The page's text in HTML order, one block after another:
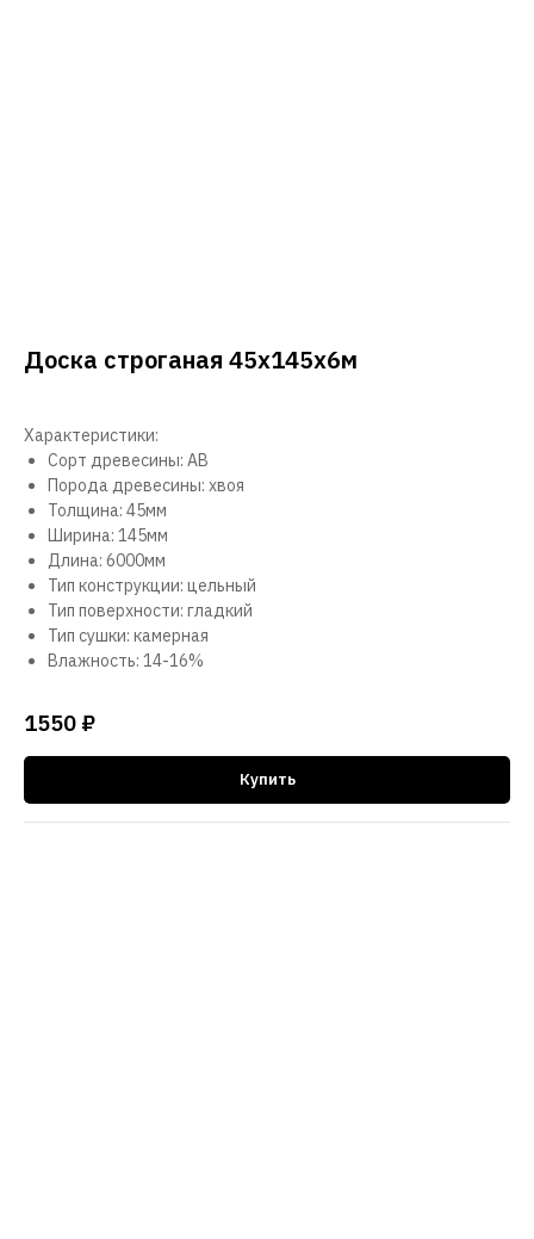
Доска строганая 45х145х6м
Характеристики:
Сорт древесины: АВ
Порода древесины: хвоя
Толщина: 45мм
Ширина: 145мм
Длина: 6000мм
Тип конструкции: цельный
Тип поверхности: гладкий
Тип сушки: камерная
Влажность: 14-16%
1550 ₽
Купить